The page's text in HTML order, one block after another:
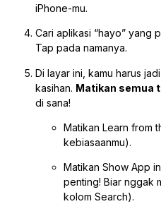
iPhone-mu.
Cari aplikasi “hayo” yang
Tap pada namanya.
Di layar ini, kamu harus
kasihan. Matikan semua
di sana!
Matikan Learn from
kebiasaanmu).
Matikan Show App
penting! Biar nggak
kolom Search).